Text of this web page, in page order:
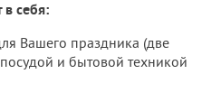
себя:
Вашего праздника (две
и бытовой техникой